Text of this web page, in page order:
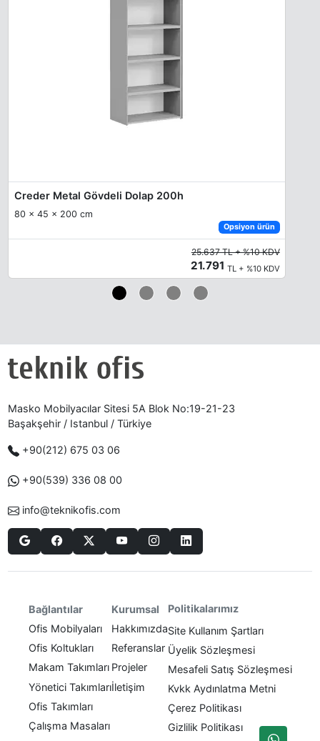
Creder Metal Gövdeli Dolap 200h
80 x 45 x 200 cm
Opsiyon ürün
25.637 TL + %10 KDV
21.791 TL + %10 KDV
Masko Mobilyacılar Sitesi 5A Blok No:19-21-23
Başakşehir / Istanbul / Türkiye
+90(212) 675 03 06
+90(539) 336 08 00
info@teknikofis.com
Bağlantılar
Ofis Mobilyaları
Ofis Koltukları
Makam Takımları
Yönetici Takımları
Ofis Takımları
Çalışma Masaları
Kurumsal
Hakkımızda
Referanslar
Projeler
İletişim
Politikalarımız
Site Kullanım Şartları
Üyelik Sözleşmesi
Mesafeli Satış Sözleşmesi
Kvkk Aydınlatma Metni
Çerez Politikası
Gizlilik Politikası